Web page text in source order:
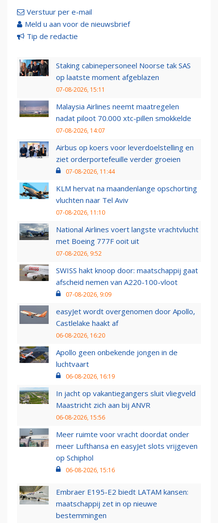
Verstuur per e-mail
Meld u aan voor de nieuwsbrief
Tip de redactie
Staking cabinepersoneel Noorse tak SAS
op laatste moment afgeblazen
07-08-2026, 15:11
Malaysia Airlines neemt maatregelen
nadat piloot 70.000 xtc-pillen smokkelde
07-08-2026, 14:07
Airbus op koers voor leverdoelstelling en
ziet orderportefeuille verder groeien
07-08-2026, 11:44
KLM hervat na maandenlange opschorting
vluchten naar Tel Aviv
07-08-2026, 11:10
National Airlines voert langste vrachtvlucht
met Boeing 777F ooit uit
07-08-2026, 9:52
SWISS hakt knoop door: maatschappij gaat
afscheid nemen van A220-100-vloot
07-08-2026, 9:09
easyJet wordt overgenomen door Apollo,
Castlelake haakt af
06-08-2026, 16:20
Apollo geen onbekende jongen in de
luchtvaart
06-08-2026, 16:19
In jacht op vakantiegangers sluit vliegveld
Maastricht zich aan bij ANVR
06-08-2026, 15:56
Meer ruimte voor vracht doordat onder
meer Lufthansa en easyJet slots vrijgeven
op Schiphol
06-08-2026, 15:16
Embraer E195-E2 biedt LATAM kansen:
maatschappij zet in op nieuwe
bestemmingen